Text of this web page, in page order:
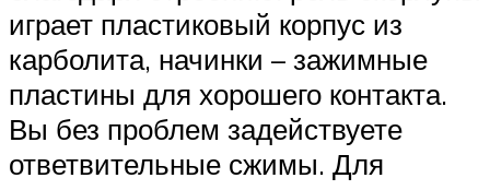
играет пластиковый корпус из
карболита, начинки – зажимные
пластины для хорошего контакта.
Вы без проблем задействуете
ответвительные сжимы. Для